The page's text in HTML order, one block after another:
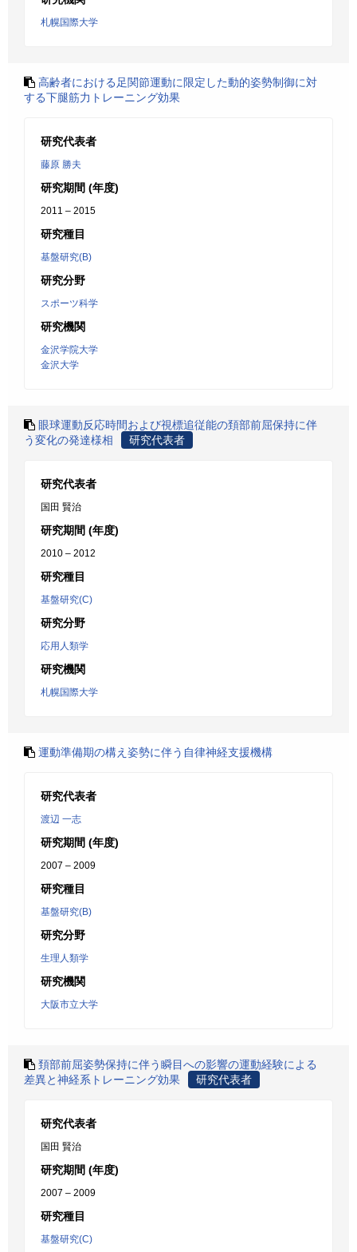
札幌国際大学
高齢者における足関節運動に限定した動的姿勢制御に対
する下腿筋力トレーニング効果
研究代表者
藤原 勝夫
研究期間 (年度)
2011 – 2015
研究種目
基盤研究(B)
研究分野
スポーツ科学
研究機関
金沢学院大学
金沢大学
眼球運動反応時間および視標追従能の頚部前屈保持に伴
う変化の発達様相
研究代表者
研究代表者
国田 賢治
研究期間 (年度)
2010 – 2012
研究種目
基盤研究(C)
研究分野
応用人類学
研究機関
札幌国際大学
運動準備期の構え姿勢に伴う自律神経支援機構
研究代表者
渡辺 一志
研究期間 (年度)
2007 – 2009
研究種目
基盤研究(B)
研究分野
生理人類学
研究機関
大阪市立大学
頚部前屈姿勢保持に伴う瞬目への影響の運動経験による
差異と神経系トレーニング効果
研究代表者
研究代表者
国田 賢治
研究期間 (年度)
2007 – 2009
研究種目
基盤研究(C)